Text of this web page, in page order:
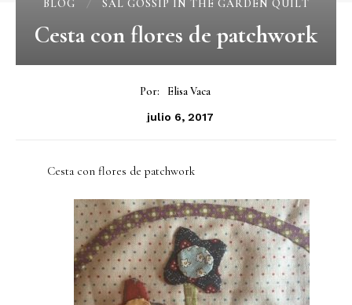
BLOG SAL GOSSIP IN THE GARDEN QUILT
Cesta con flores de patchwork
Por: Elisa Vaca
julio 6, 2017
Cesta con flores de patchwork